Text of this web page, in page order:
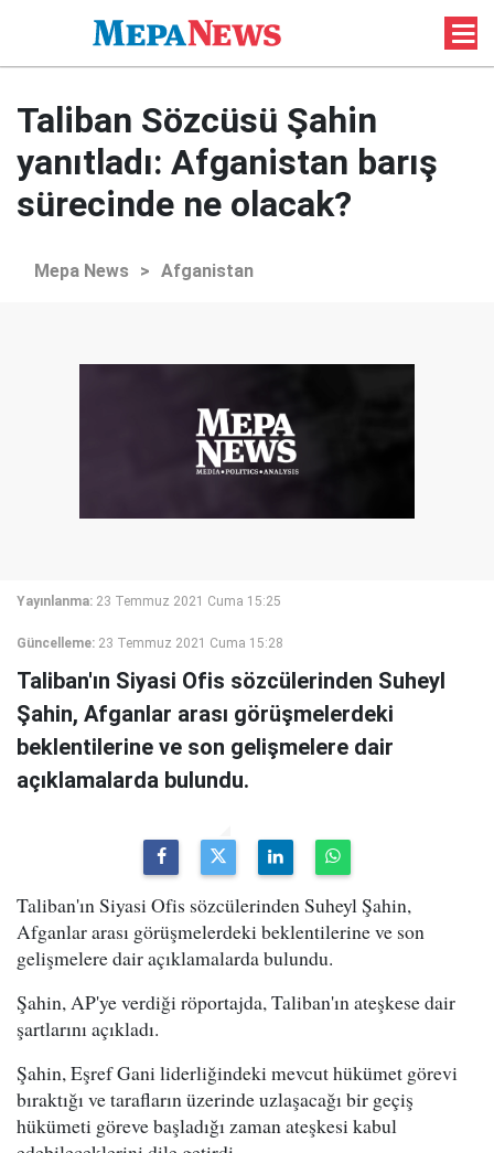
Taliban Sözcüsü Şahin
yanıtladı: Afganistan barış
sürecinde ne olacak?
Mepa News > Afganistan
Yayınlanma: 23 Temmuz 2021 Cuma 15:25
Güncelleme: 23 Temmuz 2021 Cuma 15:28
Taliban'ın Siyasi Ofis sözcülerinden Suheyl
Şahin, Afganlar arası görüşmelerdeki
beklentilerine ve son gelişmelere dair
açıklamalarda bulundu.
Taliban'ın Siyasi Ofis sözcülerinden Suheyl Şahin,
Afganlar arası görüşmelerdeki beklentilerine ve son
gelişmelere dair açıklamalarda bulundu.
Şahin, AP'ye verdiği röportajda, Taliban'ın ateşkese dair
şartlarını açıkladı.
Şahin, Eşref Gani liderliğindeki mevcut hükümet görevi
bıraktığı ve tarafların üzerinde uzlaşacağı bir geçiş
hükümeti göreve başladığı zaman ateşkesi kabul